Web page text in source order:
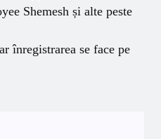
Shemesh și alte peste
înregistrarea se face pe